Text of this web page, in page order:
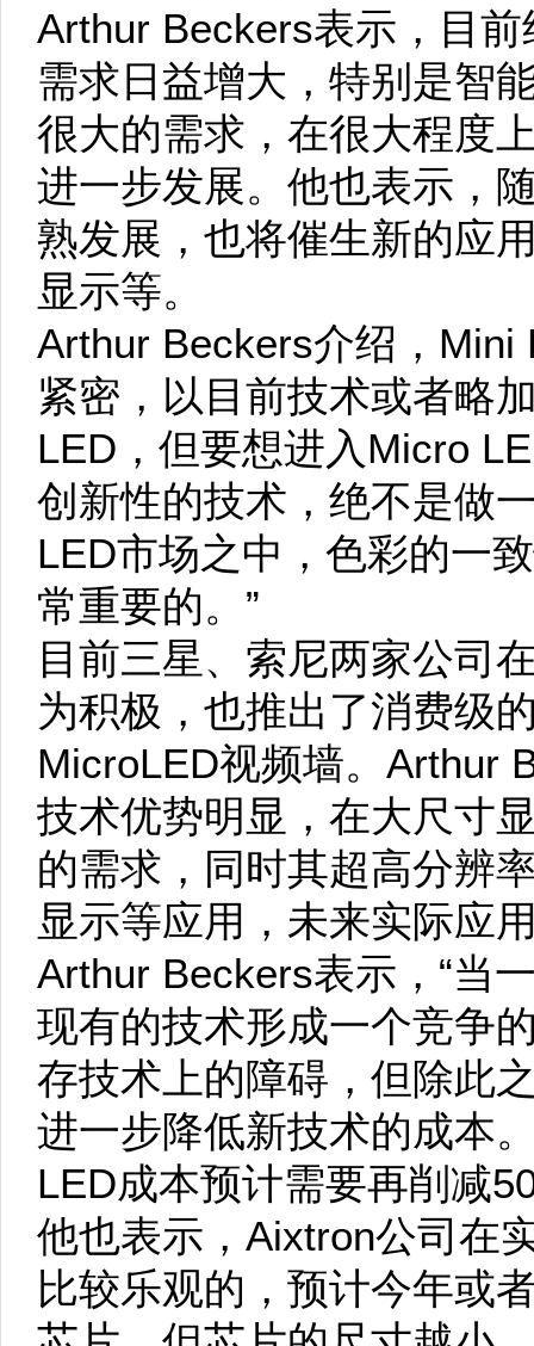
Arthur Beckers表示，目
需求日益增大，特别是智
很大的需求，在很大程度
进一步发展。他也表示，
熟发展，也将催生新的应
显示等。
Arthur Beckers介绍，Mini
紧密，以目前技术或者略
LED，但要想进入Micro
创新性的技术，绝不是做
LED市场之中，色彩的一
常重要的。”
目前三星、索尼两家公司
为积极，也推出了消费级
MicroLED视频墙。Arthur
技术优势明显，在大尺寸
的需求，同时其超高分辨
显示等应用，未来实际应
Arthur Beckers表示，“当
现有的技术形成一个竞争
存技术上的障碍，但除此
进一步降低新技术的成本
LED成本预计需要再削减
他也表示，Aixtron公司在
比较乐观的，预计今年或